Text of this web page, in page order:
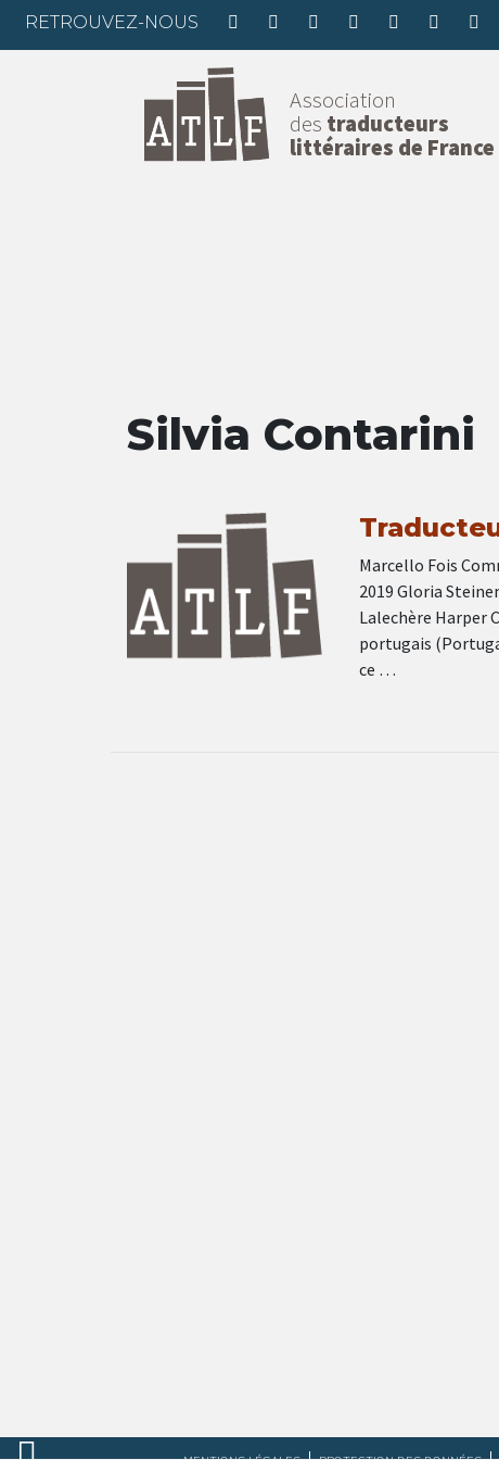
RETROUVEZ-NOUS
Association
des traducteurs
littéraires de France
Silvia Contarini
Marcello Fois
2019 Gloria
Lalechère Harper
portugais
ce …